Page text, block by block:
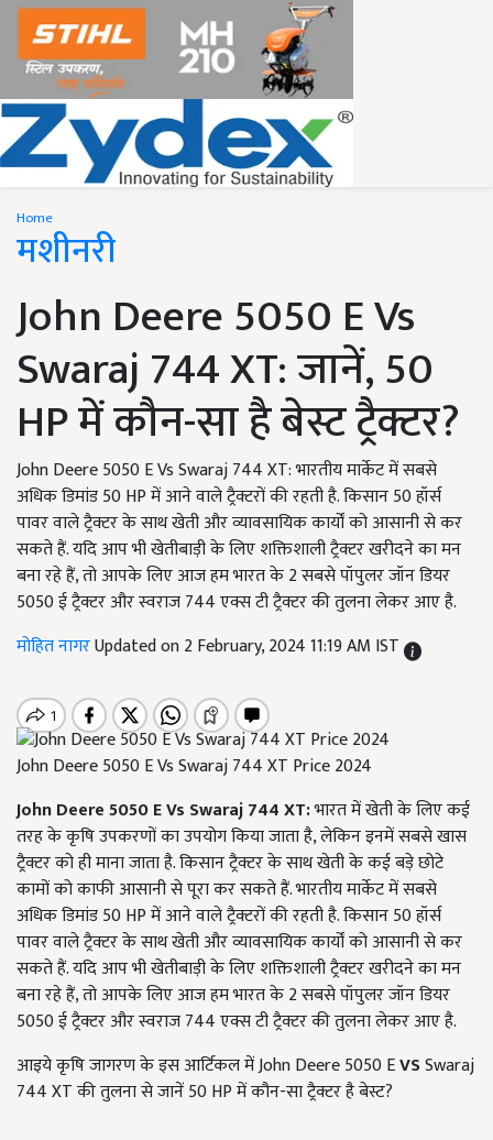
Home
मशीनरी
John Deere 5050 E Vs
Swaraj 744 XT: जानें, 50
HP में कौन-सा है बेस्ट ट्रैक्टर?
John Deere 5050 E Vs Swaraj 744 XT: भारतीय मार्केट में सबसे
अधिक डिमांड 50 HP में आने वाले ट्रैक्टरों की रहती है. किसान 50 हॉर्स
पावर वाले ट्रैक्टर के साथ खेती और व्यावसायिक कार्यों को आसानी से कर
सकते हैं. यदि आप भी खेतीबाड़ी के लिए शक्तिशाली ट्रैक्टर खरीदने का मन
बना रहे हैं, तो आपके लिए आज हम भारत के 2 सबसे पॉपुलर जॉन डियर
5050 ई ट्रैक्टर और स्वराज 744 एक्स टी ट्रैक्टर की तुलना लेकर आए है.
मोहित नागरUpdated on 2 February, 2024 11:19 AM IST
​​​​​​​John Deere 5050 E Vs Swaraj 744 XT Price 2024
John Deere 5050 E Vs Swaraj 744 XT:भारत में खेती के लिए कई
तरह के कृषि उपकरणों का उपयोग किया जाता है, लेकिन इनमें सबसे खास
ट्रैक्टर को ही माना जाता है. किसान ट्रैक्टर के साथ खेती के कई बड़े छोटे
कामों को काफी आसानी से पूरा कर सकते हैं. भारतीय मार्केट में सबसे
अधिक डिमांड 50 HP में आने वाले ट्रैक्टरों की रहती है. किसान 50 हॉर्स
पावर वाले ट्रैक्टर के साथ खेती और व्यावसायिक कार्यों को आसानी से कर
सकते हैं. यदि आप भी खेतीबाड़ी के लिए शक्तिशाली ट्रैक्टर खरीदने का मन
बना रहे हैं, तो आपके लिए आज हम भारत के 2 सबसे पॉपुलर जॉन डियर
5050 ई ट्रैक्टर और स्वराज 744 एक्स टी ट्रैक्टर की तुलना लेकर आए है.
आइये कृषि जागरण के इस आर्टिकल में John Deere 5050 EVSSwaraj
744 XT की तुलना से जानें 50 HP में कौन-सा ट्रैक्टर है बेस्ट?